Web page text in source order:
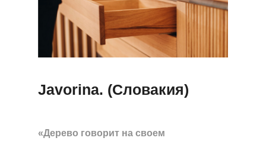
Javorina. (Словакия)
«Дерево говорит на своем